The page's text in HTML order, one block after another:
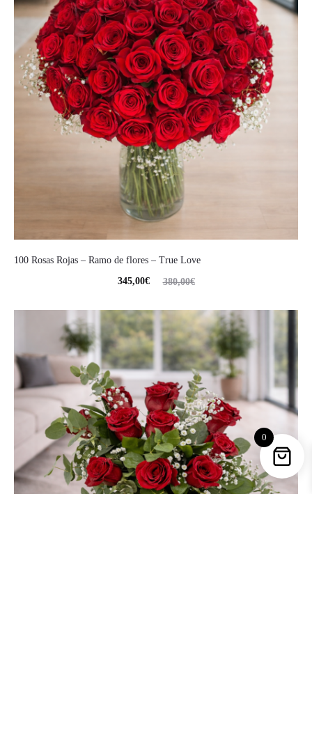
100 Rosas Rojas – Ramo de flores – True Love
380,00€
345,00€
0